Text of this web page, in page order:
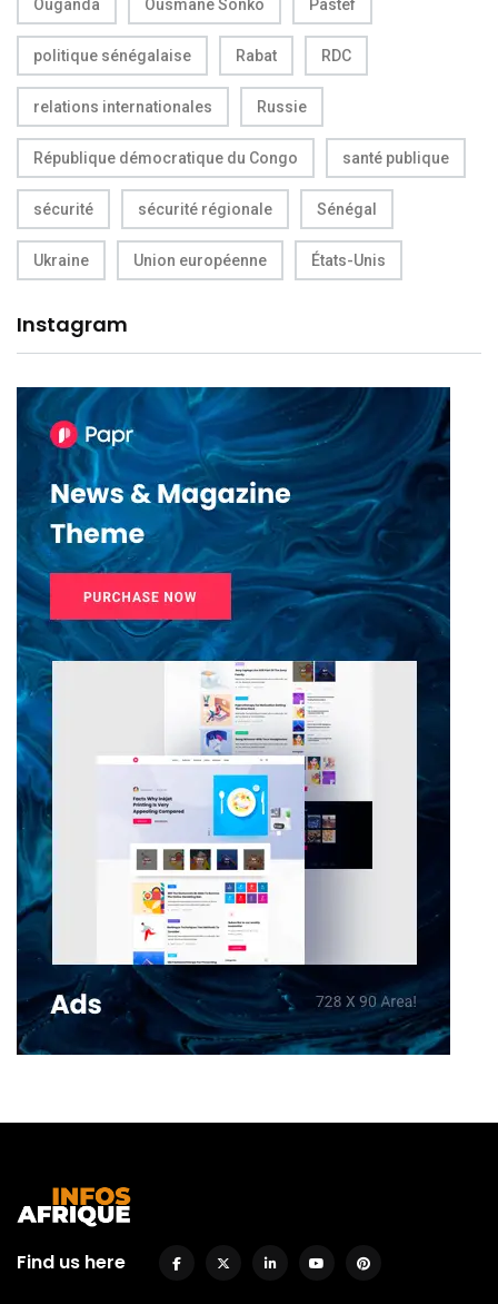
Ouganda Ousmane Sonko Pastef
politique sénégalaise Rabat RDC
relations internationales Russie
République démocratique du Congo santé publique
sécurité sécurité régionale Sénégal
Ukraine Union européenne États-Unis
Instagram
Find us here